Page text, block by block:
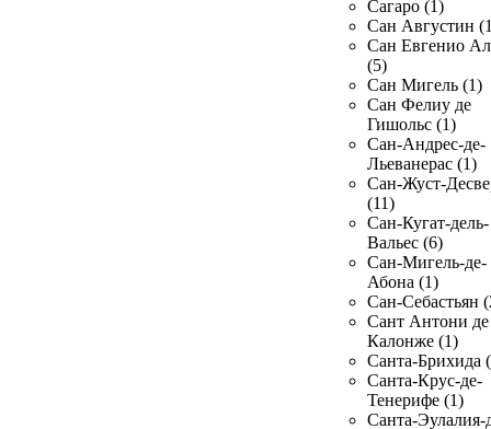
Сагаро (1)
Сан Августин
Сан Евгенио
(5)
Сан Мигель (1)
Сан Фелиу де
Гишольс (1)
Сан-Андрес-де-
Льеванерас (1)
Сан-Жуст-
(11)
Сан-Кугат-дель-
Вальес (6)
Сан-Мигель-де-
Абона (1)
Сан-Себастьян
Сант Антони де
Калонже (1)
Санта-Брихида
Санта-Крус-де-
Тенерифе (1)
Санта-Эулалия-